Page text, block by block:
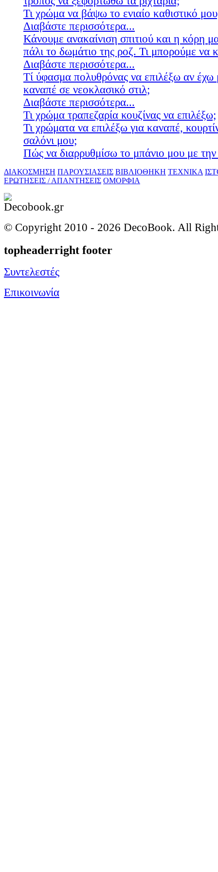
Τι χρώμα να βάψω το ενιαίο καθιστικό
Διαβάστε περισσότερα...
Κάνουμε ανακαίνιση σπιτιού και η κόρη
πάλι το δωμάτιο της ροζ. Τι μπορούμε να
Διαβάστε περισσότερα...
Τί ύφασμα πολυθρόνας να επιλέξω αν έχω
καναπέ σε νεοκλασικό στιλ;
Διαβάστε περισσότερα...
Τι χρώμα τραπεζαρία κουζίνας να επιλέξω;
Τι χρώματα να επιλέξω για καναπέ,
σαλόνι μου;
Πώς να διαρρυθμίσω το μπάνιο μου με την
ΔΙΑΚΟΣΜΗΣΗ ΠΑΡΟΥΣΙΑΣΕΙΣ ΒΙΒΛΙΟΘΗΚΗ ΤΕΧΝΙΚΑ
ΕΡΩΤΗΣΕΙΣ / ΑΠΑΝΤΗΣΕΙΣ ΟΜΟΡΦΙΑ
© Copyright 2010 - 2026 DecoBook. All
topheaderright footer
Συντελεστές
Επικοινωνία